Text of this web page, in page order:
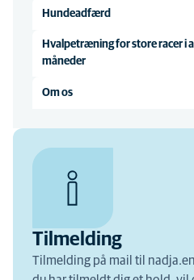
Hundeadfærd
Hvalpetræning for store racer i
måneder
Om os
Tilmelding
Tilmelding på mail til